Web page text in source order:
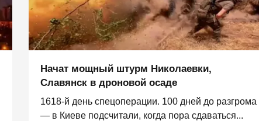
Начат мощный штурм Николаевки,
Славянск в дроновой осаде
1618-й день спецоперации. 100 дней до разгрома
— в Киеве подсчитали, когда пора сдаваться...